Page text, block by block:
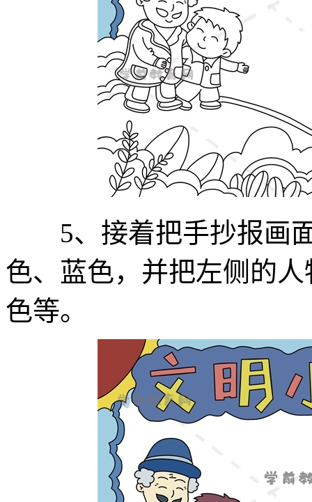
5、接着把手抄报画面
色、蓝色，并把左侧的
色等。